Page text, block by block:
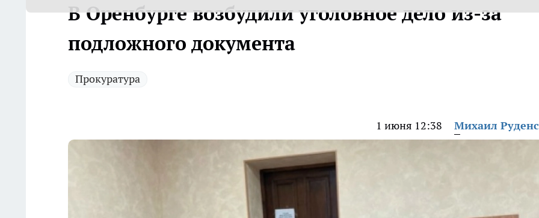
В Оренбурге возбудили уголовное дело из-за
подложного документа
Прокуратура
1 июня 12:38 Михаил